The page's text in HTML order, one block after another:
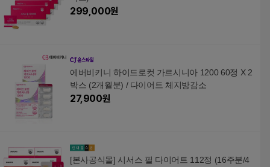
299,000원
에버비키니 하이드로컷 가르시니아 1200 60정 X 2
박스 (2개월분) / 다이어트 체지방감소
27,900원
[본사공식몰] 시서스 필 다이어트 112정 (16주분/4